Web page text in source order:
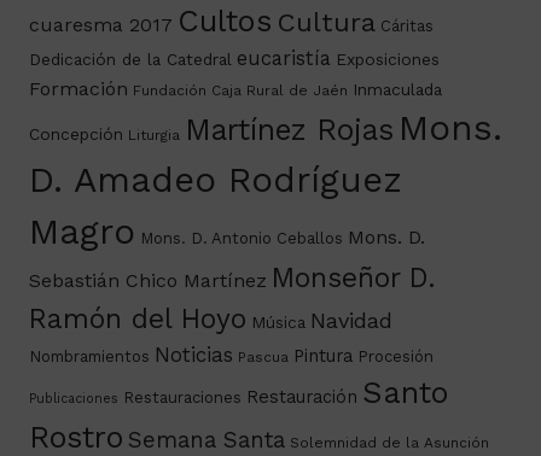
cuaresma 2017 Cultos Cultura Cáritas
Dedicación de la Catedral eucaristía Exposiciones
Formación Fundación Caja Rural de Jaén Inmaculada
Concepción Liturgia Martínez Rojas Mons.
D. Amadeo Rodríguez
Magro Mons. D. Antonio Ceballos Mons. D.
Sebastián Chico Martínez Monseñor D.
Ramón del Hoyo Música Navidad
Nombramientos Noticias Pascua Pintura Procesión
Publicaciones Restauraciones Restauración Santo
Rostro Semana Santa Solemnidad de la Asunción